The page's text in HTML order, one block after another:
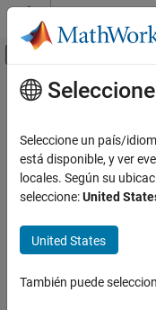
Saltar al contenido
Mostrar/
Inicio de Documentación
FPGA, ASIC, and SoC
Contenido principal
Seleccione un país/
está disponible, y ver
locales. Según su
seleccione:United
United States
También puede